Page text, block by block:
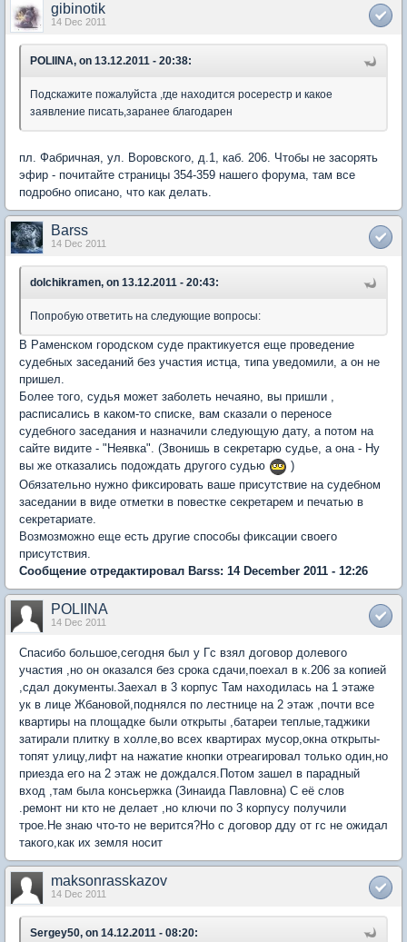
gibinotik
14 Dec 2011
POLIINA, on 13.12.2011 - 20:38:
Подскажите пожалуйста ,где находится росерестр и какое
заявление писать,заранее благодарен
пл. Фабричная, ул. Воровского, д.1, каб. 206. Чтобы не засорять
эфир - почитайте страницы 354-359 нашего форума, там все
подробно описано, что как делать.
Barss
14 Dec 2011
dolchikramen, on 13.12.2011 - 20:43:
Попробую ответить на следующие вопросы:
В Раменском городском суде практикуется еще проведение
судебных заседаний без участия истца, типа уведомили, а он не
пришел.
Более того, судья может заболеть нечаяно, вы пришли ,
расписались в каком-то списке, вам сказали о переносе
судебного заседания и назначили следующую дату, а потом на
сайте видите - "Неявка". (Звонишь в секретарю судье, а она - Ну
вы же отказались подождать другого судью
)
Обязательно нужно фиксировать ваше присутствие на судебном
заседании в виде отметки в повестке секретарем и печатью в
секретариате.
Возмозможно еще есть другие способы фиксации своего
присутствия.
Сообщение отредактировал Barss: 14 December 2011 - 12:26
POLIINA
14 Dec 2011
Спасибо большое,сегодня был у Гс взял договор долевого
участия ,но он оказался без срока сдачи,поехал в к.206 за копией
,сдал документы.Заехал в 3 корпус Там находилась на 1 этаже
ук в лице Жбановой,поднялся по лестнице на 2 этаж ,почти все
квартиры на площадке были открыты ,батареи теплые,таджики
затирали плитку в холле,во всех квартирах мусор,окна открыты-
топят улицу,лифт на нажатие кнопки отреагировал только один,но
приезда его на 2 этаж не дождался.Потом зашел в парадный
вход ,там была консьержка (Зинаида Павловна) С её слов
.ремонт ни кто не делает ,но ключи по 3 корпусу получили
трое.Не знаю что-то не верится?Но с договор дду от гс не ожидал
такого,как их земля носит
maksonrasskazov
14 Dec 2011
Sergey50, on 14.12.2011 - 08:20: